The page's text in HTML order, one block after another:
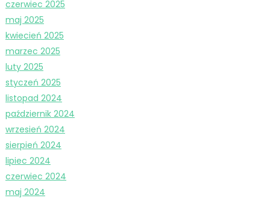
czerwiec 2025
maj 2025
kwiecień 2025
marzec 2025
luty 2025
styczeń 2025
listopad 2024
październik 2024
wrzesień 2024
sierpień 2024
lipiec 2024
czerwiec 2024
maj 2024